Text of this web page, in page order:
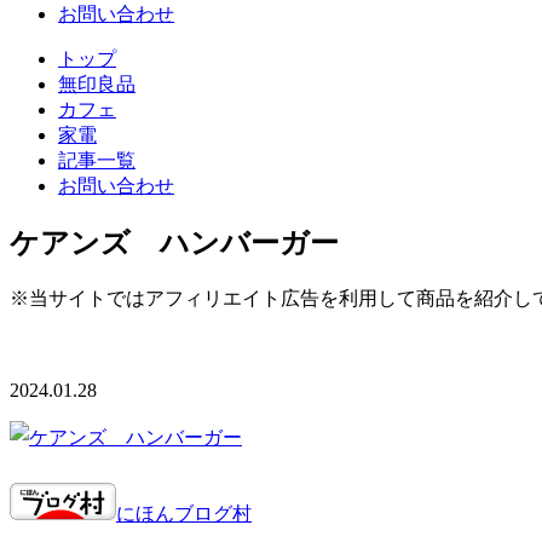
お問い合わせ
トップ
無印良品
カフェ
家電
記事一覧
お問い合わせ
ケアンズ ハンバーガー
※当サイトではアフィリエイト広告を利用して商品を紹介し
2024.01.28
にほんブログ村